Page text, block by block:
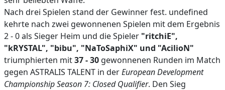
Nach drei Spielen stand der Gewinner fest. undefined
kehrte nach zwei gewonnenen Spielen mit dem Ergebnis
2 - 0 als Sieger Heim und die Spieler "ritchiE",
"kRYSTAL", "bibu", "NaToSaphiX" und "AcilioN"
triumphierten mit37 - 30 gewonnenen Runden im Match
gegen ASTRALIS TALENT in derEuropean Development
Championship Season 7: Closed Qualifier. Den Sieg